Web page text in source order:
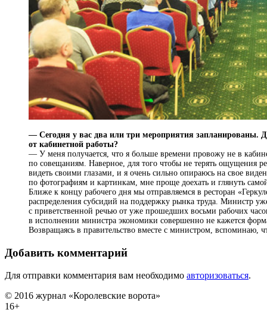
— Сегодня у вас два или три мероприятия запланированы.
от кабинетной работы?
— У меня получается, что я больше времени провожу не в
по совещаниям. Наверное, для того чтобы не терять ощущения
видеть своими глазами, и я очень сильно опираюсь на свое
по фотографиям и картинкам, мне проще доехать и глянуть
Ближе к концу рабочего дня мы отправляемся в ресторан
распределения субсидий на поддержку рынка труда. Министр
с приветственной речью от уже прошедших восьми рабочих
в исполнении министра экономики совершенно не кажется
Возвращаясь в правительство вместе с министром, вспоминаю,
Добавить комментарий
Для отправки комментария вам необходимо авторизоваться.
© 2016 журнал «Королевские ворота»
16+